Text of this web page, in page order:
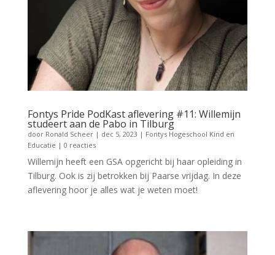
Fontys Pride PodKast aflevering #11: Willemijn
studeert aan de Pabo in Tilburg
door Ronald Scheer| dec 5, 2023 | Fontys Hogeschool Kind en
Educatie | 0 reacties
Willemijn heeft een GSA opgericht bij haar opleiding in
Tilburg. Ook is zij betrokken bij Paarse vrijdag. In deze
aflevering hoor je alles wat je weten moet!